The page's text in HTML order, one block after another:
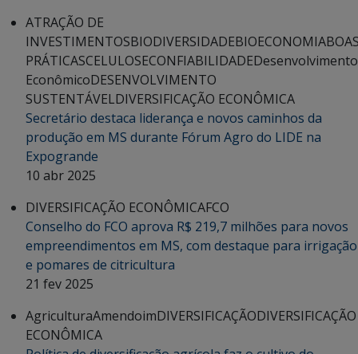
ATRAÇÃO DE
INVESTIMENTOSBIODIVERSIDADEBIOECONOMIA
PRÁTICASCELULOSECONFIABILIDADEDesenvolvimento
EconômicoDESENVOLVIMENTO
SUSTENTÁVELDIVERSIFICAÇÃO ECONÔMICA
Secretário destaca liderança e novos caminhos da
produção em MS durante Fórum Agro do LIDE na
Expogrande
10 abr 2025
DIVERSIFICAÇÃO ECONÔMICAFCO
Conselho do FCO aprova R$ 219,7 milhões para novos
empreendimentos em MS, com destaque para irrigação
e pomares de citricultura
21 fev 2025
AgriculturaAmendoimDIVERSIFICAÇÃODIVERSIFICAÇÃO
ECONÔMICA